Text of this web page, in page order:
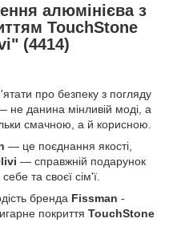
алюмінієва з
TouchStone
(4414)
про безпеку з погляду
не данина мінливій моді, а
смачною, а й корисною.
— це поєднання якості,
— справжній подарунок
та своєї сім'ї.
бренда Fissman -
покриття TouchStone